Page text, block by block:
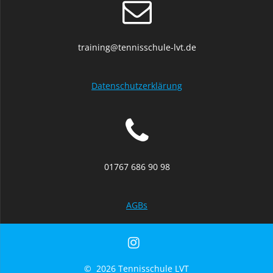
training@tennisschule-lvt.de
Datenschutzerklärung
01767 686 90 98
AGBs
© 2026 Tennisschule LVT